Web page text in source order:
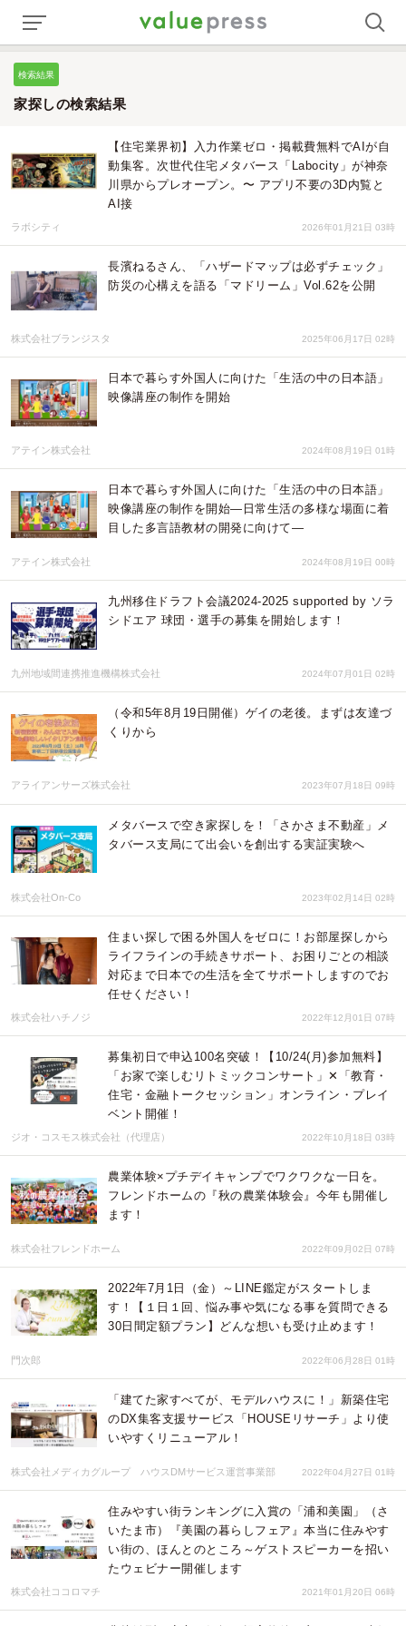
検索結果
家探しの検索結果
【住宅業界初】入力作業ゼロ・掲載費無料でAIが自
動集客。次世代住宅メタバース「Labocity」が神奈
川県からプレオープン。〜 アプリ不要の3D内覧と
AI接
ラボシティ 2026年01月21日 03時
長濱ねるさん、「ハザードマップは必ずチェック」
防災の心構えを語る「マドリーム」Vol.62を公開
株式会社ブランジスタ 2025年06月17日 02時
日本で暮らす外国人に向けた「生活の中の日本語」
映像講座の制作を開始
アテイン株式会社 2024年08月19日 01時
日本で暮らす外国人に向けた「生活の中の日本語」
映像講座の制作を開始―日常生活の多様な場面に着
目した多言語教材の開発に向けて―
アテイン株式会社 2024年08月19日 00時
九州移住ドラフト会議2024-2025 supported by ソラ
シドエア 球団・選手の募集を開始します！
九州地域間連携推進機構株式会社 2024年07月01日 02時
（令和5年8月19日開催）ゲイの老後。まずは友達づ
くりから
アライアンサーズ株式会社 2023年07月18日 09時
メタバースで空き家探しを！「さかさま不動産」メ
タバース支局にて出会いを創出する実証実験へ
株式会社On-Co 2023年02月14日 02時
住まい探しで困る外国人をゼロに！お部屋探しから
ライフラインの手続きサポート、お困りごとの相談
対応まで日本での生活を全てサポートしますのでお
任せください！
株式会社ハチノジ 2022年12月01日 07時
募集初日で申込100名突破！【10/24(月)参加無料】
「お家で楽しむリトミックコンサート」✕「教育・
住宅・金融トークセッション」オンライン・プレイ
ベント開催！
ジオ・コスモス株式会社（代理店） 2022年10月18日 03時
農業体験×プチデイキャンプでワクワクな一日を。
フレンドホームの『秋の農業体験会』今年も開催し
ます！
株式会社フレンドホーム 2022年09月02日 07時
2022年7月1日（金）～LINE鑑定がスタートしま
す！【１日１回、悩み事や気になる事を質問できる
30日間定額プラン】どんな想いも受け止めます！
門次郎 2022年06月28日 01時
「建てた家すべてが、モデルハウスに！」新築住宅
のDX集客支援サービス「HOUSEリサーチ」より使
いやすくリニューアル！
株式会社メディカグループ ハウスDMサービス運営事業部 2022年04月27日 01時
住みやすい街ランキングに入賞の「浦和美園」（さ
いたま市）『美園の暮らしフェア』本当に住みやす
い街の、ほんとのところ～ゲストスピーカーを招い
たウェビナー開催します
株式会社ココロマチ 2021年01月20日 06時